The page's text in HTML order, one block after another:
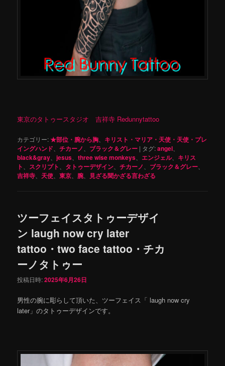
東京のタトゥースタジオ 吉祥寺 Redunnytattoo
カテゴリー:★部位・腕から胸、 キリスト・マリア・天使・天使・プレ
イングハンド、チカーノ、 ブラック＆グレー | タグ:angel、
black&gray、jesus、three wise monkeys、 エンジェル、 キリス
ト、 スクリプト、 タトゥーデザイン、チカーノ、 ブラック＆グレー、
吉祥寺、 天使、東京、腕、 見ざる聞かざる言わざる
ツーフェイスタトゥーデザイ
ン laugh now cry later
tattoo・two face tattoo・チカ
ーノタトゥー
投稿日時:2025年6月26日
男性の腕に彫らして頂いた、ツーフェイス「 laugh now cry
later」のタトゥーデザインです。